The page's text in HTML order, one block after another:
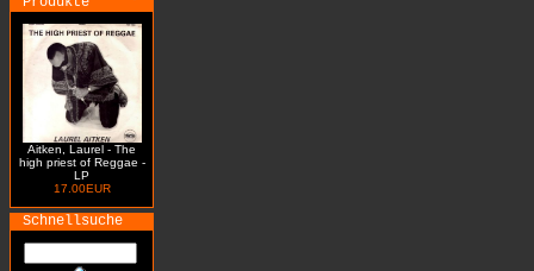
Aitken, Laurel - The
high priest of Reggae -
LP
17.00EUR
Schnellsuche